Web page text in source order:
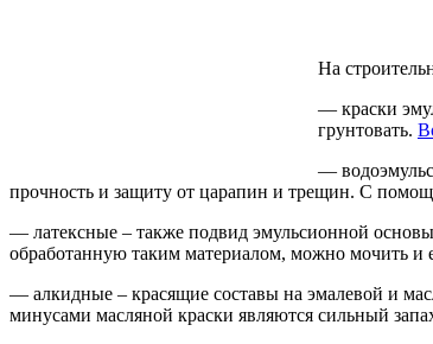
На
— краски
грунтовать.
—
прочность и защиту от царапин и трещин. С
— латексные – также подвид эмульсионной
обработанную таким материалом, можно мочить и
— алкидные – красящие составы на эмалевой и
минусами масляной краски являются сильный